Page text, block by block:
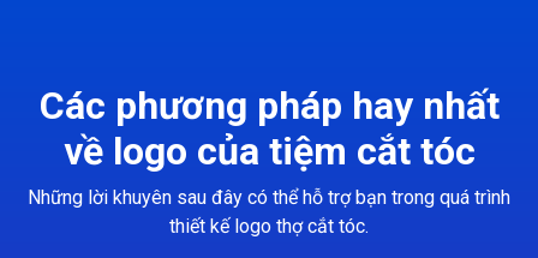
Các phương pháp hay nhất
về logo của tiệm cắt tóc
Những lời khuyên sau đây có thể hỗ trợ bạn trong quá trình
thiết kế logo thợ cắt tóc.